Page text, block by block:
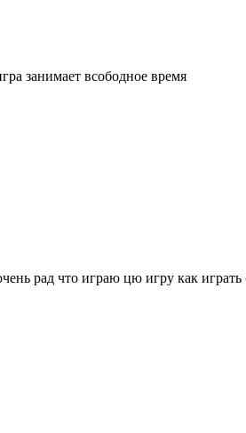
занимает всободное время
рад что играю цю игру как играть